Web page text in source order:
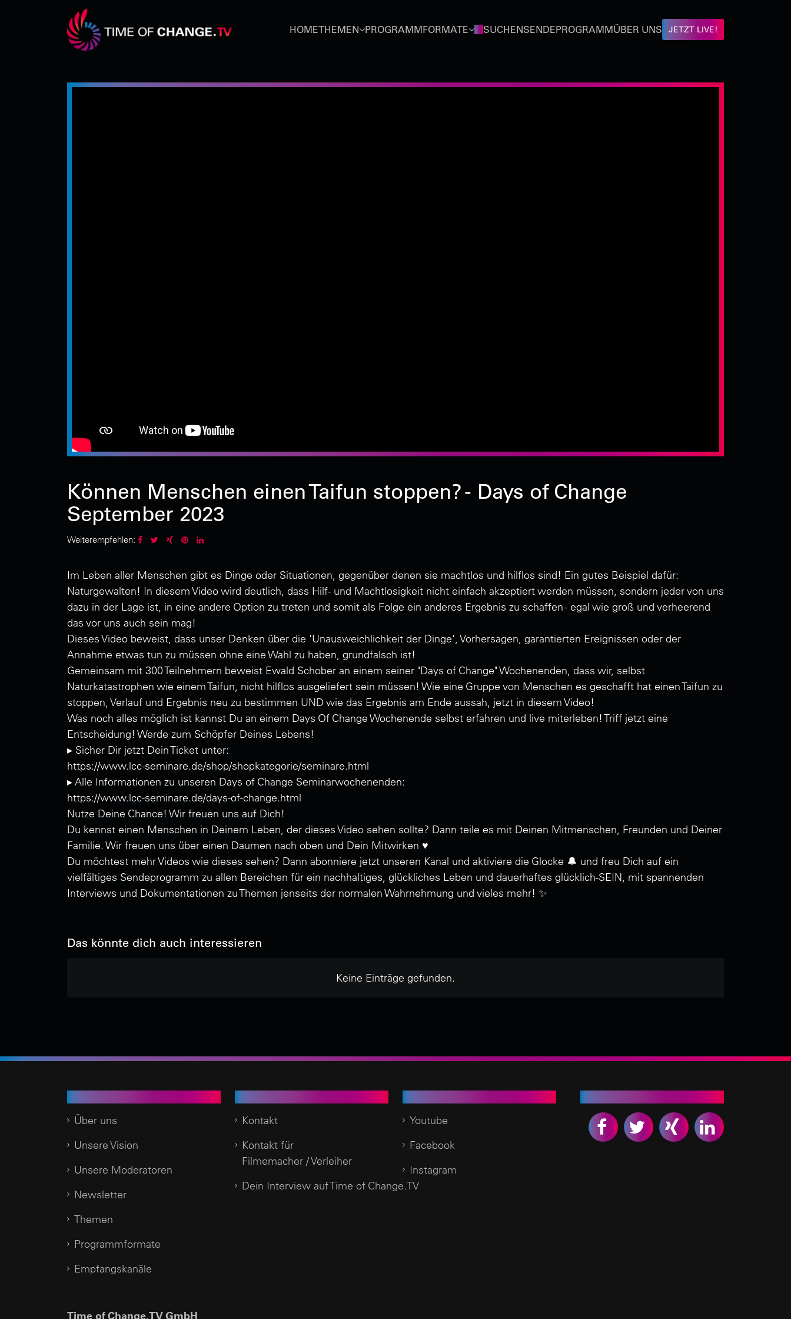
HOMETHEMEN PROGRAMMFORMATE SUCHENSENDEPROGRAMMÜBER UNS JETZT LIVE!
Können Menschen einen Taifun stoppen? - Days of Change
September 2023
Weiterempfehlen:
Im Leben aller Menschen gibt es Dinge oder Situationen, gegenüber denen sie machtlos und hilflos sind! Ein gutes Beispiel dafür:
Naturgewalten! In diesem Video wird deutlich, dass Hilf- und Machtlosigkeit nicht einfach akzeptiert werden müssen, sondern jeder von uns
dazu in der Lage ist, in eine andere Option zu treten und somit als Folge ein anderes Ergebnis zu schaffen - egal wie groß und verheerend
das vor uns auch sein mag!
Dieses Video beweist, dass unser Denken über die 'Unausweichlichkeit der Dinge', Vorhersagen, garantierten Ereignissen oder der
Annahme etwas tun zu müssen ohne eine Wahl zu haben, grundfalsch ist!
Gemeinsam mit 300 Teilnehmern beweist Ewald Schober an einem seiner "Days of Change" Wochenenden, dass wir, selbst
Naturkatastrophen wie einem Taifun, nicht hilflos ausgeliefert sein müssen! Wie eine Gruppe von Menschen es geschafft hat einen Taifun zu
stoppen, Verlauf und Ergebnis neu zu bestimmen UND wie das Ergebnis am Ende aussah, jetzt in diesem Video!
Was noch alles möglich ist kannst Du an einem Days Of Change Wochenende selbst erfahren und live miterleben! Triff jetzt eine
Entscheidung! Werde zum Schöpfer Deines Lebens!
▸ Sicher Dir jetzt Dein Ticket unter:
https://www.lcc-seminare.de/shop/shopkategorie/seminare.html
▸ Alle Informationen zu unseren Days of Change Seminarwochenenden:
https://www.lcc-seminare.de/days-of-change.html
Nutze Deine Chance! Wir freuen uns auf Dich!
Du kennst einen Menschen in Deinem Leben, der dieses Video sehen sollte? Dann teile es mit Deinen Mitmenschen, Freunden und Deiner
Familie. Wir freuen uns über einen Daumen nach oben und Dein Mitwirken ♥️
Du möchtest mehr Videos wie dieses sehen? Dann abonniere jetzt unseren Kanal und aktiviere die Glocke 🔔 und freu Dich auf ein
vielfältiges Sendeprogramm zu allen Bereichen für ein nachhaltiges, glückliches Leben und dauerhaftes glücklich-SEIN, mit spannenden
Interviews und Dokumentationen zu Themen jenseits der normalen Wahrnehmung und vieles mehr! ✨
Das könnte dich auch interessieren
Keine Einträge gefunden.
Über uns
Unsere Vision
Unsere Moderatoren
Newsletter
Themen
Programmformate
Empfangskanäle
Kontakt
Kontakt für
Filmemacher / Verleiher
Dein Interview auf Time of Change.TV
Youtube
Facebook
Instagram
Time of Change.TV GmbH